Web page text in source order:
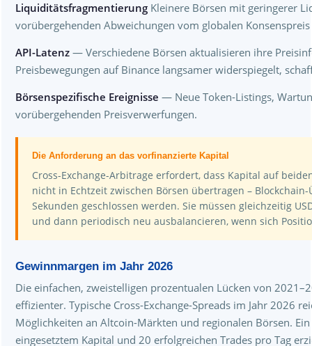
Liquiditätsfragmentierung Kleinere Börsen mit geringerer
vorübergehenden Abweichungen vom globalen
API-Latenz — Verschiedene Börsen aktualisieren ihre
Preisbewegungen auf Binance langsamer widerspiegelt,
Börsenspezifische Ereignisse — Neue Token-Listings,
vorübergehenden Preisverwerfungen.
Die Anforderung an das vorfinanzierte Kapital
Cross-Exchange-Arbitrage erfordert, dass Kapital auf
nicht in Echtzeit zwischen Börsen übertragen –
Sekunden geschlossen werden. Sie müssen gleichzeitig
und dann periodisch neu ausbalancieren, wenn sich
Gewinnmargen im Jahr 2026
Die einfachen, zweistelligen prozentualen Lücken von
effizienter. Typische Cross-Exchange-Spreads im Jahr 2026
Möglichkeiten an Altcoin-Märkten und regionalen Börsen.
eingesetztem Kapital und 20 erfolgreichen Trades pro Tag